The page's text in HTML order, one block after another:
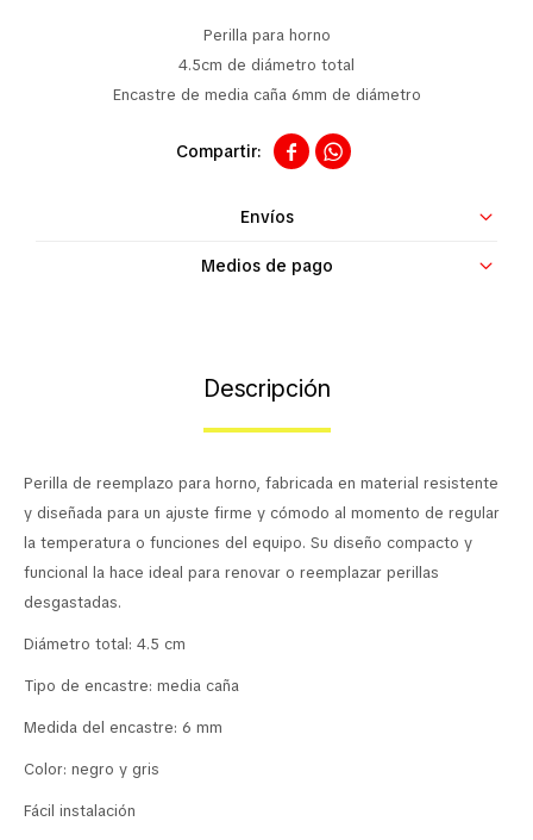
Perilla para horno
4.5cm de diámetro total
Encastre de media caña 6mm de diámetro
 
Envíos
Medios de pago
Descripción
Perilla de reemplazo para horno, fabricada en material resistente
y diseñada para un ajuste firme y cómodo al momento de regular
la temperatura o funciones del equipo. Su diseño compacto y
funcional la hace ideal para renovar o reemplazar perillas
desgastadas.
Diámetro total: 4.5 cm
Tipo de encastre: media caña
Medida del encastre: 6 mm
Color: negro y gris
Fácil instalación
Limpieza vehícular